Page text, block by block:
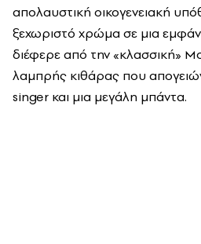
απολαυστική οικογενειακή
ξεχωριστό χρώμα σε μια
διέφερε από την «κλασσική»
λαμπρής κιθάρας που
singer και μια μεγάλη μπάντα.